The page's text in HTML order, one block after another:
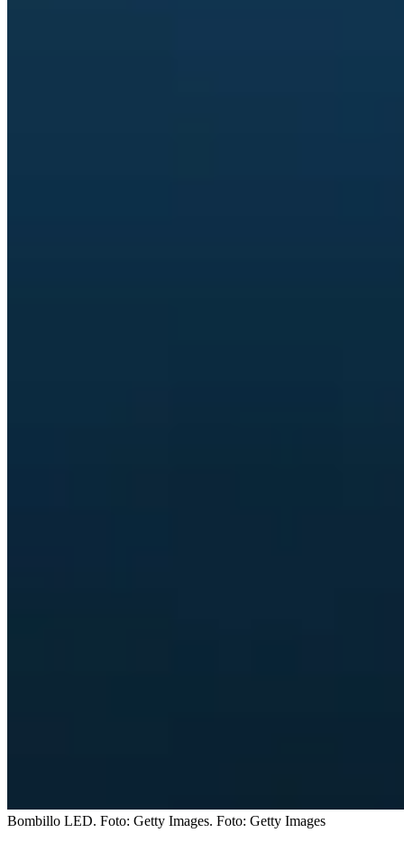
Bombillo LED. Foto: Getty Images. Foto: Getty Images